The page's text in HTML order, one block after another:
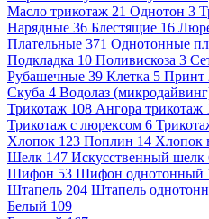
Масло трикотаж 21 Однотон 3
Нарядные 36 Блестящие 16
Плательные 371 Однотонные
Подкладка 10 Поливискоза 3
Рубашечные 39 Клетка 5 Принт
Скуба 4 Водолаз
Трикотаж 108 Ангора трикотаж
Трикотаж с люрексом 6
Хлопок 123 Поплин 14 Хлопок
Шелк 147 Искусственный шелк
Шифон 53 Шифон однотонный
Штапель 204 Штапель
Белый 109